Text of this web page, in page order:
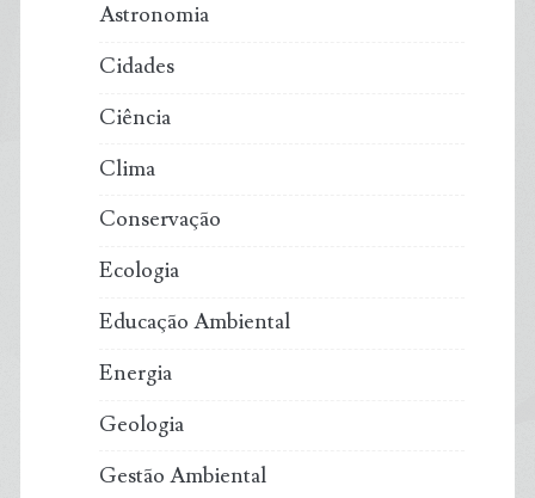
Astronomia
Cidades
Ciência
Clima
Conservação
Ecologia
Educação Ambiental
Energia
Geologia
Gestão Ambiental